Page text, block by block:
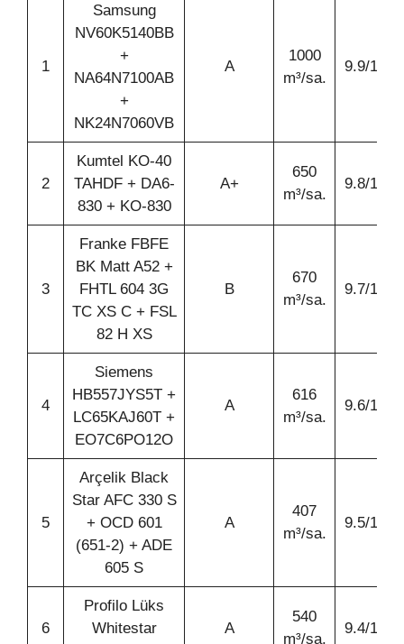
1
Samsung
NV60K5140BB
+
NA64N7100AB
+
NK24N7060VB
A
1000
m³/sa.
9.9/10
2
Kumtel KO-40
TAHDF + DA6-
830 + KO-830
A+
650
m³/sa.
9.8/10
3
Franke FBFE
BK Matt A52 +
FHTL 604 3G
TC XS C + FSL
82 H XS
B
670
m³/sa.
9.7/10
4
Siemens
HB557JYS5T +
LC65KAJ60T +
EO7C6PO12O
A
616
m³/sa.
9.6/10
5
Arçelik Black
Star AFC 330 S
+ OCD 601
(651-2) + ADE
605 S
A
407
m³/sa.
9.5/10
6
Profilo Lüks
Whitestar
A
540
m³/sa.
9.4/10